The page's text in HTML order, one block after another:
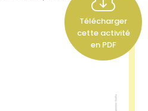
Télécharger
cette activité
en PDF